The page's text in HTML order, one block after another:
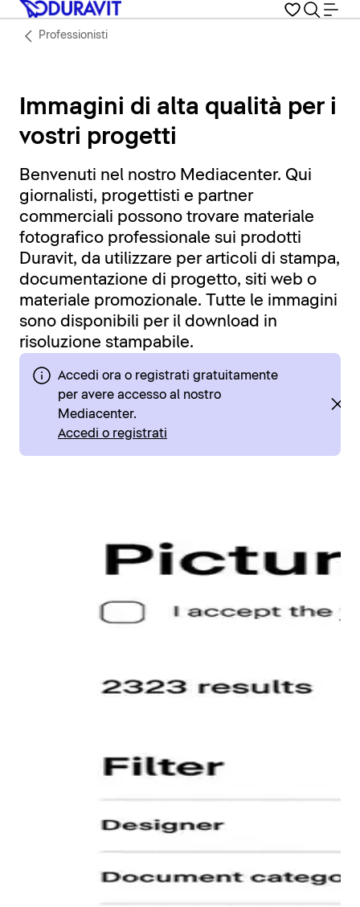
Professionisti
Immagini di alta qualità per i
vostri progetti
Benvenuti nel nostro Mediacenter. Qui
giornalisti, progettisti e partner
commerciali possono trovare materiale
fotografico professionale sui prodotti
Duravit, da utilizzare per articoli di stampa,
documentazione di progetto, siti web o
materiale promozionale. Tutte le immagini
sono disponibili per il download in
risoluzione stampabile.
Accedi ora o registrati gratuitamente
per avere accesso al nostro
Mediacenter.
Accedi o registrati